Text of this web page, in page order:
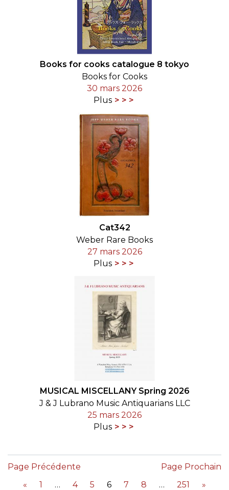
Books for cooks catalogue 8 tokyo
Books for Cooks
30 mars 2026
Plus
Cat342
Weber Rare Books
27 mars 2026
Plus
MUSICAL MISCELLANY Spring 2026
J & J Lubrano Music Antiquarians LLC
25 mars 2026
Plus
Page Précédente
«
1 4 5 6 7 8 251 »
Page Prochain